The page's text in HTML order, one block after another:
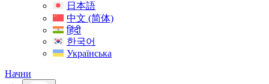
日本語
中文 (简体)
हिंदी
한국어
Українська
Начни